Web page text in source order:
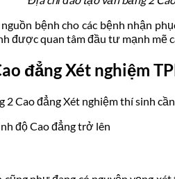
bệnh cho các bệnh nhận
được quan tâm đầu tư mạnh
đẳng Xét nghiệm
2 Cao đẳng Xét nghiệmthí sinh
độ Cao đẳng trở lên